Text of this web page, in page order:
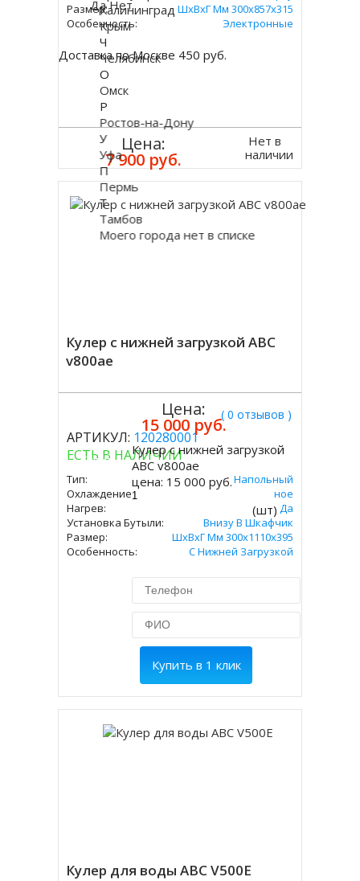
Размер:
ШхВхГ Мм 300х857х315
Особенность:
Электронные
Доставка по Москве 450 руб.
Цена:
7 900 руб.
Нет в
наличии
Кулер с нижней загрузкой ABC
v800ae
( 0 отзывов )
АРТИКУЛ: 120280001
ЕСТЬ В НАЛИЧИИ
Тип:
Напольный
Охлаждение:
Электронное
Нагрев:
Да
Установка Бутыли:
Внизу В Шкафчик
Размер:
ШхВхГ Мм 300х1110х395
Особенность:
С Нижней Загрузкой
Цена:
15 000 руб.
Купить
Кулер с нижней загрузкой
ABC v800ae
цена: 15 000 руб.
(шт)
Купить в 1 клик
Кулер для воды ABC V500E
Да Нет
Калининград
Крым
Ч
Челябинск
О
Омск
Р
Ростов-на-Дону
У
Уфа
П
Пермь
Т
Тамбов
Моего города нет в списке